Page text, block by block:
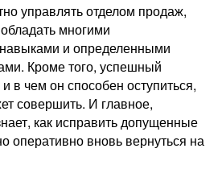
управлять отделом продаж,
многими
и определенными
Кроме того, успешный
в чем он способен оступиться,
совершить. И главное,
как исправить допущенные
оперативно вновь вернуться на